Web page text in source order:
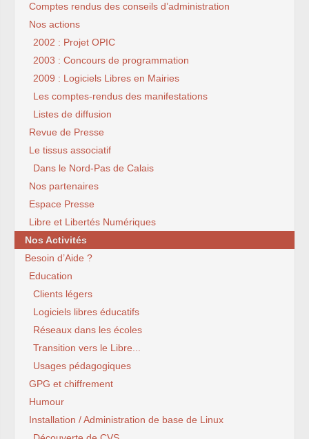
Comptes rendus des conseils d’administration
Nos actions
2002 : Projet OPIC
2003 : Concours de programmation
2009 : Logiciels Libres en Mairies
Les comptes-rendus des manifestations
Listes de diffusion
Revue de Presse
Le tissus associatif
Dans le Nord-Pas de Calais
Nos partenaires
Espace Presse
Libre et Libertés Numériques
Nos Activités
Besoin d’Aide ?
Education
Clients légers
Logiciels libres éducatifs
Réseaux dans les écoles
Transition vers le Libre...
Usages pédagogiques
GPG et chiffrement
Humour
Installation / Administration de base de Linux